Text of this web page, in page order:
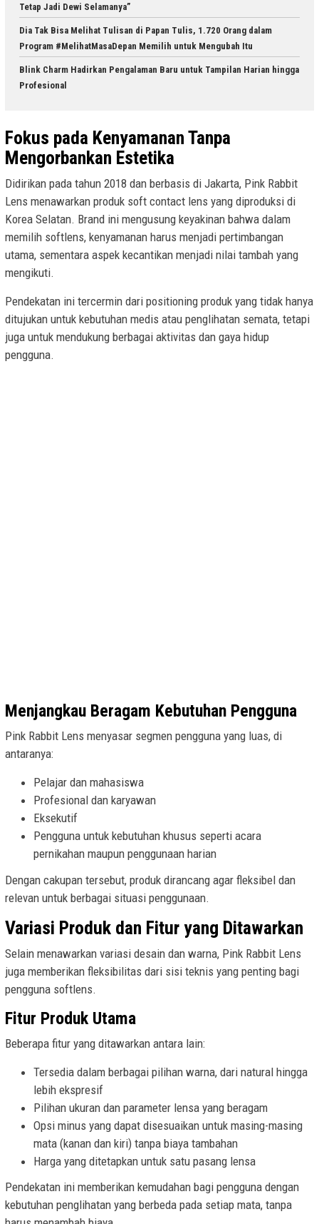
Tetap Jadi Dewi Selamanya”
Dia Tak Bisa Melihat Tulisan di Papan Tulis, 1.720 Orang dalam
Program #MelihatMasaDepan Memilih untuk Mengubah Itu
Blink Charm Hadirkan Pengalaman Baru untuk Tampilan Harian hingga
Profesional
Fokus pada Kenyamanan Tanpa
Mengorbankan Estetika
Didirikan pada tahun 2018 dan berbasis di Jakarta, Pink Rabbit
Lens menawarkan produk soft contact lens yang diproduksi di
Korea Selatan. Brand ini mengusung keyakinan bahwa dalam
memilih softlens, kenyamanan harus menjadi pertimbangan
utama, sementara aspek kecantikan menjadi nilai tambah yang
mengikuti.
Pendekatan ini tercermin dari positioning produk yang tidak hanya
ditujukan untuk kebutuhan medis atau penglihatan semata, tetapi
juga untuk mendukung berbagai aktivitas dan gaya hidup
pengguna.
Menjangkau Beragam Kebutuhan Pengguna
Pink Rabbit Lens menyasar segmen pengguna yang luas, di
antaranya:
Pelajar dan mahasiswa
Profesional dan karyawan
Eksekutif
Pengguna untuk kebutuhan khusus seperti acara
pernikahan maupun penggunaan harian
Dengan cakupan tersebut, produk dirancang agar fleksibel dan
relevan untuk berbagai situasi penggunaan.
Variasi Produk dan Fitur yang Ditawarkan
Selain menawarkan variasi desain dan warna, Pink Rabbit Lens
juga memberikan fleksibilitas dari sisi teknis yang penting bagi
pengguna softlens.
Fitur Produk Utama
Beberapa fitur yang ditawarkan antara lain:
Tersedia dalam berbagai pilihan warna, dari natural hingga
lebih ekspresif
Pilihan ukuran dan parameter lensa yang beragam
Opsi minus yang dapat disesuaikan untuk masing-masing
mata (kanan dan kiri) tanpa biaya tambahan
Harga yang ditetapkan untuk satu pasang lensa
Pendekatan ini memberikan kemudahan bagi pengguna dengan
kebutuhan penglihatan yang berbeda pada setiap mata, tanpa